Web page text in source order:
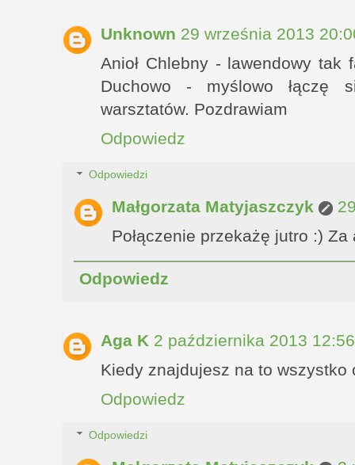
Unknown 29 września 2013
Anioł Chlebny - lawendowy tak
Duchowo - myślowo łączę
warsztatów. Pozdrawiam
Odpowiedz
Odpowiedzi
Małgorzata Matyjaszczyk
Połączenie przekażę jutro :) Za
Odpowiedz
Aga K 2 października 2013 12:56
Kiedy znajdujesz na to wszystko
Odpowiedz
Odpowiedzi